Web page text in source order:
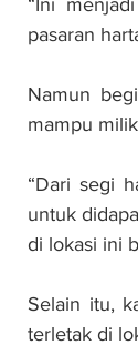
pasaran
Namun
mampu
“Dari segi
untuk
di lokasi ini
Selain itu,
terletak di